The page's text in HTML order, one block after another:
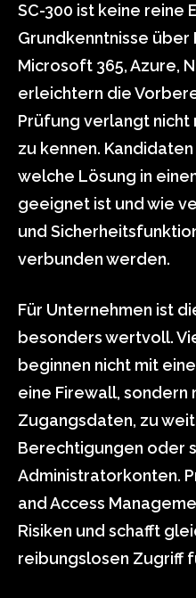
SC-300 ist keine reine
Grundkenntnisse über
Microsoft 365, Azure,
erleichtern die
Prüfung verlangt nicht
zu kennen.
welche Lösung in
geeignet ist und wie
und
verbunden werden.
Für Unternehmen ist
besonders wertvoll.
beginnen nicht mit
eine Firewall,
Zugangsdaten, zu
Berechtigungen oder
Administratorkonten.
and Access
Risiken und schafft
reibungslosen Zugriff